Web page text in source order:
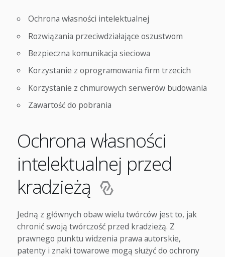
Ochrona własności intelektualnej
Rozwiązania przeciwdziałające oszustwom
Bezpieczna komunikacja sieciowa
Korzystanie z oprogramowania firm trzecich
Korzystanie z chmurowych serwerów budowania
Zawartość do pobrania
Ochrona własności
intelektualnej przed
kradzieżą
Jedną z głównych obaw wielu twórców jest to, jak
chronić swoją twórczość przed kradzieżą. Z
prawnego punktu widzenia prawa autorskie,
patenty i znaki towarowe mogą służyć do ochrony